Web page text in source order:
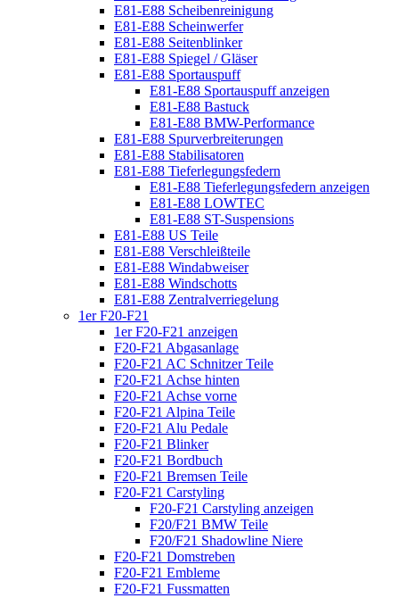
E81-E88 Scheibenreinigung
E81-E88 Scheinwerfer
E81-E88 Seitenblinker
E81-E88 Spiegel / Gläser
E81-E88 Sportauspuff
E81-E88 Sportauspuff anzeigen
E81-E88 Bastuck
E81-E88 BMW-Performance
E81-E88 Spurverbreiterungen
E81-E88 Stabilisatoren
E81-E88 Tieferlegungsfedern
E81-E88 Tieferlegungsfedern anzeigen
E81-E88 LOWTEC
E81-E88 ST-Suspensions
E81-E88 US Teile
E81-E88 Verschleißteile
E81-E88 Windabweiser
E81-E88 Windschotts
E81-E88 Zentralverriegelung
1er F20-F21
1er F20-F21 anzeigen
F20-F21 Abgasanlage
F20-F21 AC Schnitzer Teile
F20-F21 Achse hinten
F20-F21 Achse vorne
F20-F21 Alpina Teile
F20-F21 Alu Pedale
F20-F21 Blinker
F20-F21 Bordbuch
F20-F21 Bremsen Teile
F20-F21 Carstyling
F20-F21 Carstyling anzeigen
F20/F21 BMW Teile
F20/F21 Shadowline Niere
F20-F21 Domstreben
F20-F21 Embleme
F20-F21 Fussmatten